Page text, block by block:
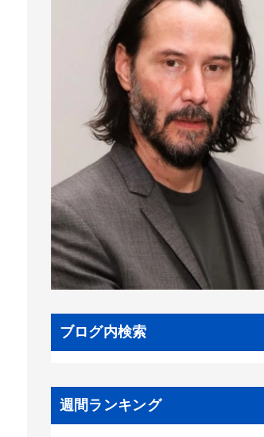
ブログ内検索
週間ランキング